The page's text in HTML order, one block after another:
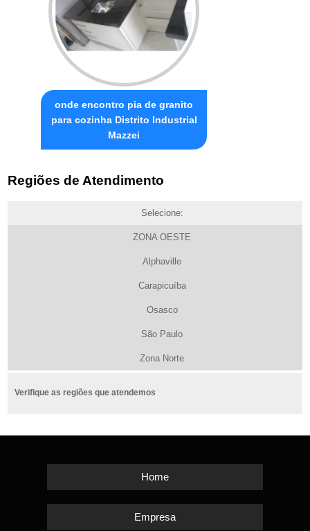
onde encontro pia de granito
para cozinha Distrito Industrial
Mazzei
Regiões de Atendimento
Selecione:
ZONA OESTE
Alphaville
Carapicuíba
Osasco
São Paulo
Zona Norte
Verifique as regiões que atendemos
Home
Empresa